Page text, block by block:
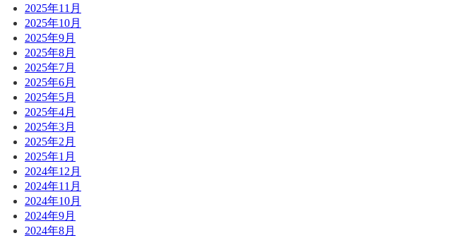
2025年11月
2025年10月
2025年9月
2025年8月
2025年7月
2025年6月
2025年5月
2025年4月
2025年3月
2025年2月
2025年1月
2024年12月
2024年11月
2024年10月
2024年9月
2024年8月